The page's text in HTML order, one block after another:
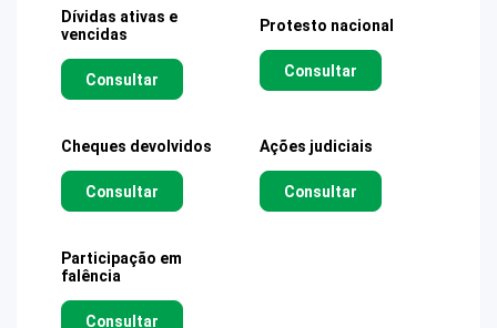
Dívidas ativas e
vencidas
Consultar
Protesto nacional
Consultar
Cheques devolvidos
Consultar
Ações judiciais
Consultar
Participação em
falência
Consultar